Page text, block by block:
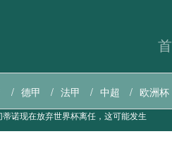
德甲 法甲 中超 欧洲杯
播 美职业直播
诺现在放弃世界杯离任，这可能发生